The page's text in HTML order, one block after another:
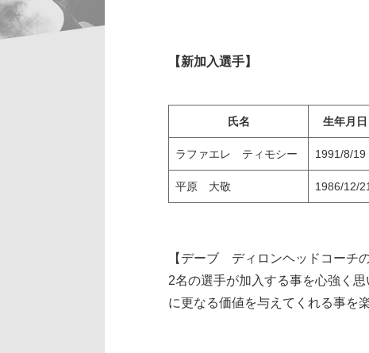
【新加入選手】
氏名 生年月日
ラファエレ ティモシー 1991/8/19
平原 大敬 1986/12/21
【デーブ ディロンヘッドコーチ
2名の選手が加入する事を心強く
に更なる価値を与えてくれる事を